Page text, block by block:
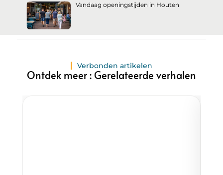
Vandaag openingstijden in Houten
Verbonden artikelen
Ontdek meer : Gerelateerde verhalen